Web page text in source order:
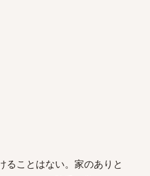
ることはない。家のありと